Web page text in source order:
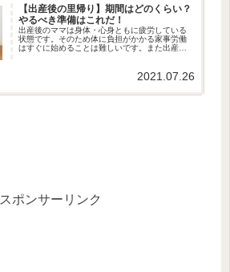
【出産後の里帰り】期間はどのくらい？
やるべき準備はこれだ！
出産後のママは身体・心身ともに疲労している
状態です。そのため体に負担がかかる家事労働
はすぐに始めることは難しいです。また出産後
2021.07.26
スポンサーリンク